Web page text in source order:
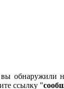
обнаружили
ссылку "